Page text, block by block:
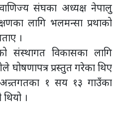
वाणिज्य संघका अध्यक्ष नेपालु
लागि भलमन्सा प्रथाको
।
संस्थागत विकासका लागि
घोषणापत्र प्रस्तुत गरेका थिए
१ सय १३ गाउँका
।